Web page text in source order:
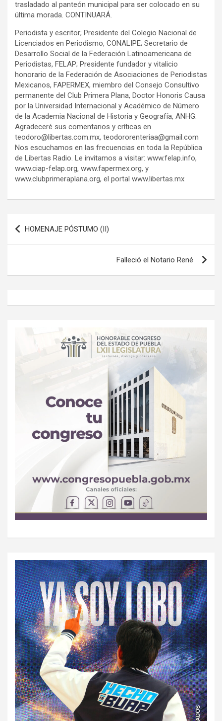
trasladado al panteón municipal para ser colocado en su
última morada. CONTINUARÁ.
Periodista y escritor; Presidente del Colegio Nacional de
Licenciados en Periodismo, CONALIPE; Secretario de
Desarrollo Social de la Federación Latinoamericana de
Periodistas, FELAP; Presidente fundador y vitalicio
honorario de la Federación de Asociaciones de Periodistas
Mexicanos, FAPERMEX, miembro del Consejo Consultivo
permanente del Club Primera Plana, Doctor Honoris Causa
por la Universidad Internacional y Académico de Número
de la Academia Nacional de Historia y Geografía, ANHG.
Agradeceré sus comentarios y críticas en
teodoro@libertas.com.mx, teodororenteriaa@gmail.com
Nos escuchamos en las frecuencias en toda la República
de Libertas Radio. Le invitamos a visitar: www.felap.info,
www.ciap-felap.org, www.fapermex.org, y
www.clubprimeraplana.org, el portal www.libertas.mx
Navegación
de
HOMENAJE PÓSTUMO (II)
Falleció el Notario René